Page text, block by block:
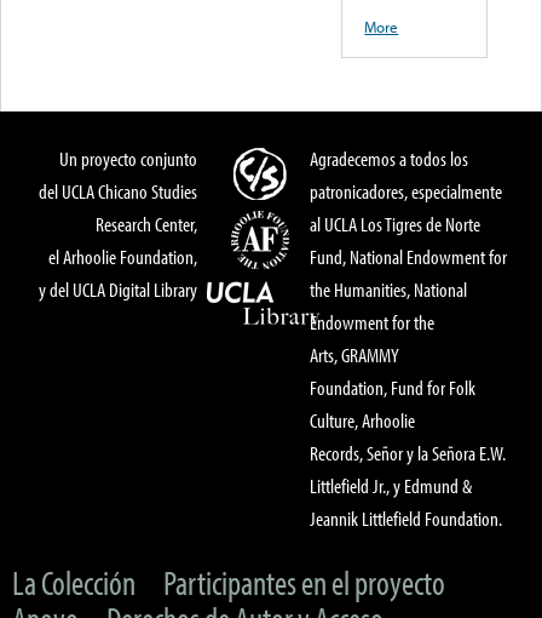
More
Un proyecto conjunto
del UCLA Chicano Studies
Research Center,
el Arhoolie Foundation,
y del UCLA Digital Library
Agradecemos a todos los
patronicadores, especialmente
al UCLA Los Tigres de Norte
Fund, National Endowment for
the Humanities, National
Endowment for the
Arts, GRAMMY
Foundation, Fund for Folk
Culture, Arhoolie
Records, Señor y la Señora E.W.
Littlefield Jr., y Edmund &
Jeannik Littlefield Foundation.
La Colección
Participantes en el proyecto